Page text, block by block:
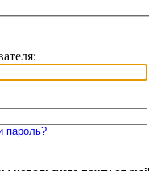
пароль?